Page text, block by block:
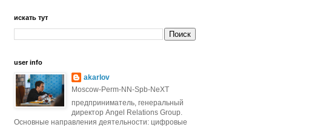
искать тут
user info
akarlov
Moscow-Perm-NN-Spb-NeXT
предприниматель, генеральный
директор Angel Relations Group.
Основные направления деятельности: цифровые